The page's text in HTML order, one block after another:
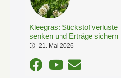
Kleegras: Stickstoffverluste
senken und Erträge sichern
21. Mai 2026